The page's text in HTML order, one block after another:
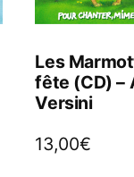
Les
fête (CD) –
Versini
13,00€